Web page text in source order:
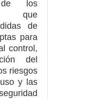
de los
que
de
para
control,
del
riesgos
y las